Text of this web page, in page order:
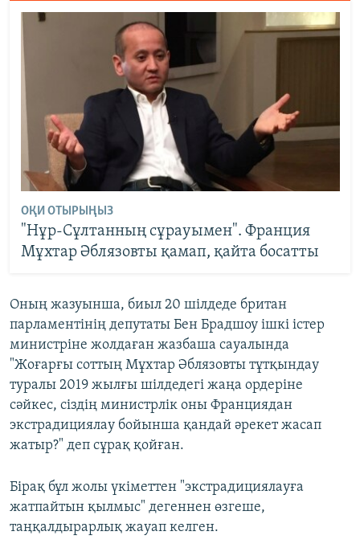
ОҚИ ОТЫРЫҢЫЗ
"Нұр-Сұлтанның сұрауымен". Франция
Мұхтар Әблязовты қамап, қайта босатты
Оның жазуынша, биыл 20 шілдеде британ
парламентінің депутаты Бен Брадшоу ішкі істер
министріне жолдаған жазбаша сауалында
"Жоғарғы соттың Мұхтар Әблязовты тұтқындау
туралы 2019 жылғы шілдедегі жаңа ордеріне
сәйкес, сіздің министрлік оны Франциядан
экстрадициялау бойынша қандай әрекет жасап
жатыр?" деп сұрақ қойған.
Бірақ бұл жолы үкіметтен "экстрадициялауға
жатпайтын қылмыс" дегеннен өзгеше,
таңқалдырарлық жауап келген.